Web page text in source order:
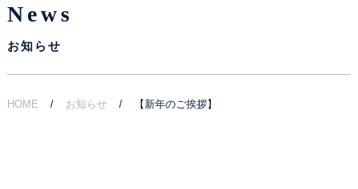
News
お知らせ
HOME お知らせ 【新年のご挨拶】